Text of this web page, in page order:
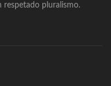
respetado pluralismo.